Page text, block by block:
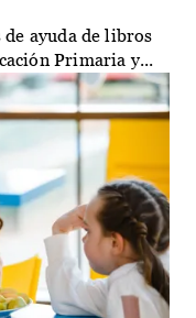
ayuda de libros
Primaria y...